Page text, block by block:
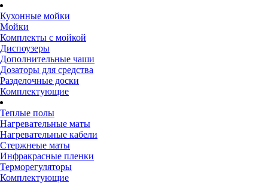
Кухонные мойки
Мойки
Комплекты с мойкой
Диспоузеры
Дополнительные чаши
Дозаторы для средства
Разделочные доски
Комплектующие
Теплые полы
Нагревательные маты
Нагревательные кабели
Стержнеые маты
Инфракрасные пленки
Терморегуляторы
Комплектующие